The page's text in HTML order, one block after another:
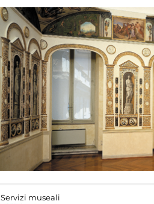
Servizi museali